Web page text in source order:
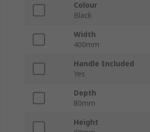
Colour
Black
Width
400mm
Handle Included
Yes
Depth
80mm
Height